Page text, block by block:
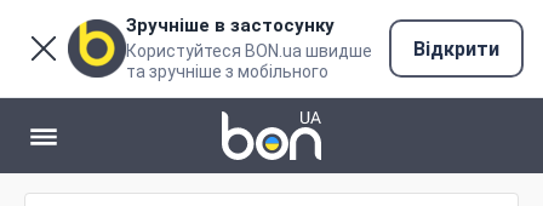
Зручніше в застосунку
Користуйтеся BON.ua швидше
та зручніше з мобільного
Відкрити